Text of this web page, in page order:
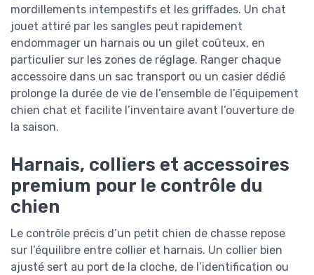
mordillements intempestifs et les griffades. Un chat
jouet attiré par les sangles peut rapidement
endommager un harnais ou un gilet coûteux, en
particulier sur les zones de réglage. Ranger chaque
accessoire dans un sac transport ou un casier dédié
prolonge la durée de vie de l’ensemble de l’équipement
chien chat et facilite l’inventaire avant l’ouverture de
la saison.
Harnais, colliers et accessoires
premium pour le contrôle du
chien
Le contrôle précis d’un petit chien de chasse repose
sur l’équilibre entre collier et harnais. Un collier bien
ajusté sert au port de la cloche, de l’identification ou